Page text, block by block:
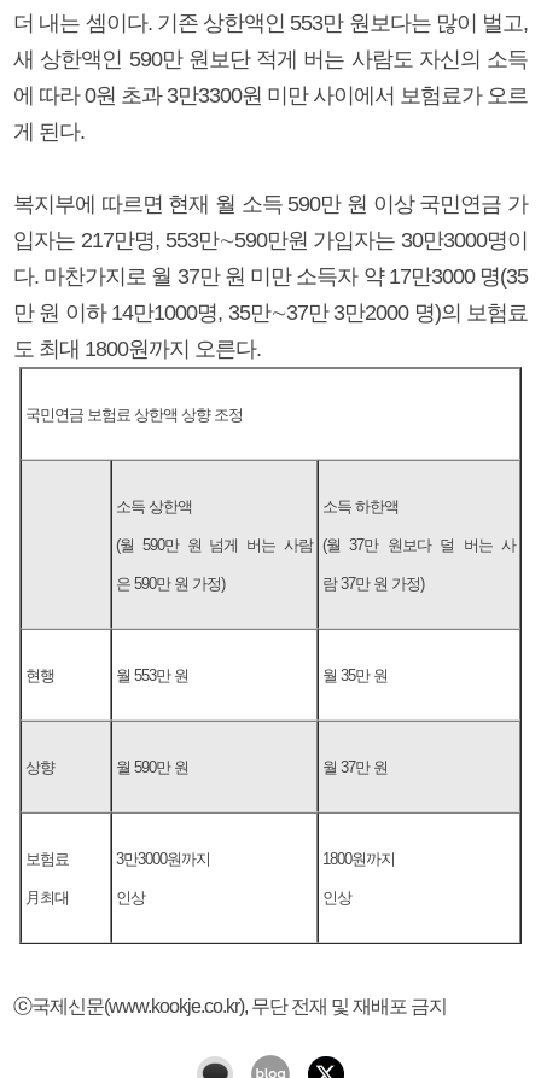
더 내는 셈이다. 기존 상한액인 553만 원보다는 많이 벌고,
새 상한액인 590만 원보단 적게 버는 사람도 자신의 소득
에 따라 0원 초과 3만3300원 미만 사이에서 보험료가 오르
게 된다.
복지부에 따르면 현재 월 소득 590만 원 이상 국민연금 가
입자는 217만명, 553만∼590만원 가입자는 30만3000명이
다. 마찬가지로 월 37만 원 미만 소득자 약 17만3000 명(35
만 원 이하 14만1000명, 35만∼37만 3만2000 명)의 보험료
도 최대 1800원까지 오른다.
국민연금 보험료 상한액 상향 조정
소득 상한액
(월 590만 원 넘게 버는 사람
은 590만 원 가정)
소득 하한액
(월 37만 원보다 덜 버는 사
람 37만 원 가정)
현행 월 553만 원 월 35만 원
상향 월 590만 원 월 37만 원
보험료
月최대
3만3000원까지
인상
1800원까지
인상
ⓒ국제신문(www.kookje.co.kr), 무단 전재 및 재배포 금지